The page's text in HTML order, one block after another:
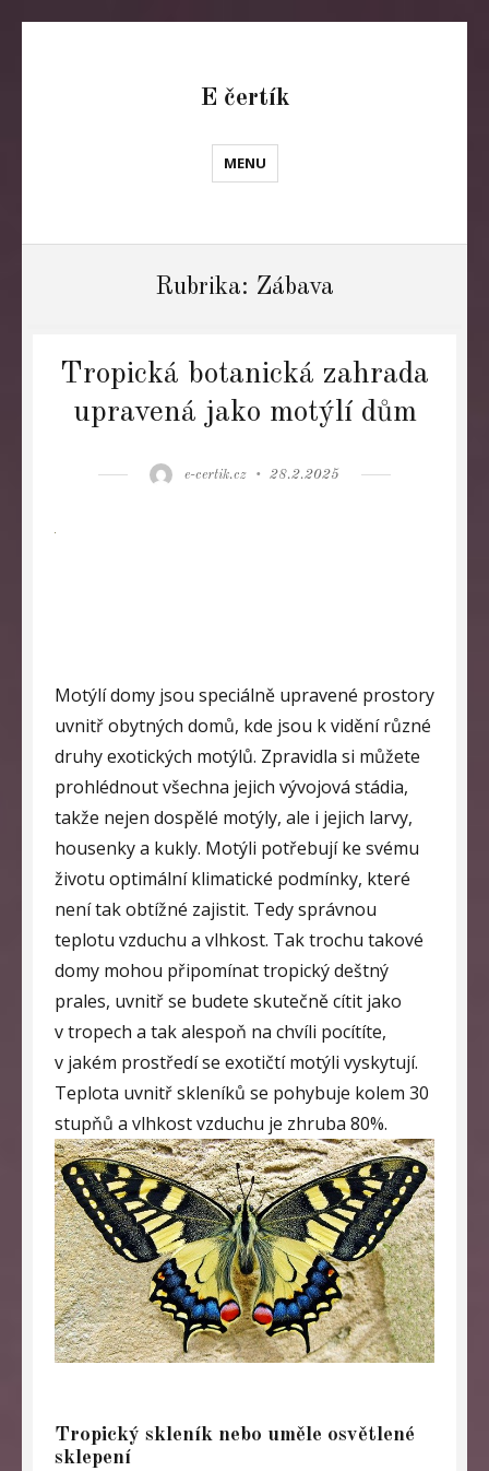
E čertík
MENU
Rubrika: Zábava
Tropická botanická zahrada
upravená jako motýlí dům
Author
e-certik.cz
Posted
28.2.2025
Motýlí domy jsou speciálně upravené prostory
uvnitř obytných domů, kde jsou k vidění různé
druhy exotických motýlů. Zpravidla si můžete
prohlédnout všechna jejich vývojová stádia,
takže nejen dospělé motýly, ale i jejich larvy,
housenky a kukly. Motýli potřebují ke svému
životu optimální klimatické podmínky, které
není tak obtížné zajistit. Tedy správnou
teplotu vzduchu a vlhkost. Tak trochu takové
domy mohou připomínat tropický deštný
prales, uvnitř se budete skutečně cítit jako
v tropech a tak alespoň na chvíli pocítíte,
v jakém prostředí se exotičtí motýli vyskytují.
Teplota uvnitř skleníků se pohybuje kolem 30
stupňů a vlhkost vzduchu je zhruba 80%.
Tropický skleník nebo uměle osvětlené
sklepení